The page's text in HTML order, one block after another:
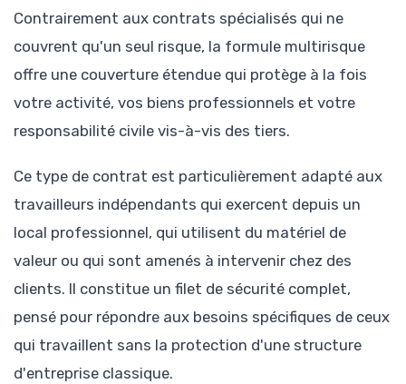
Contrairement aux contrats spécialisés qui ne
couvrent qu'un seul risque, la formule multirisque
offre une couverture étendue qui protège à la fois
votre activité, vos biens professionnels et votre
responsabilité civile vis-à-vis des tiers.
Ce type de contrat est particulièrement adapté aux
travailleurs indépendants qui exercent depuis un
local professionnel, qui utilisent du matériel de
valeur ou qui sont amenés à intervenir chez des
clients. Il constitue un filet de sécurité complet,
pensé pour répondre aux besoins spécifiques de ceux
qui travaillent sans la protection d'une structure
d'entreprise classique.